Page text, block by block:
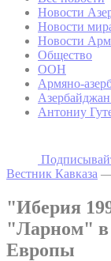
Новости
Новости
Новости
Общество
ООН
Армяно-
Антониу
Вестник Кавказа
"Иберия
"Ларном" в
Европы